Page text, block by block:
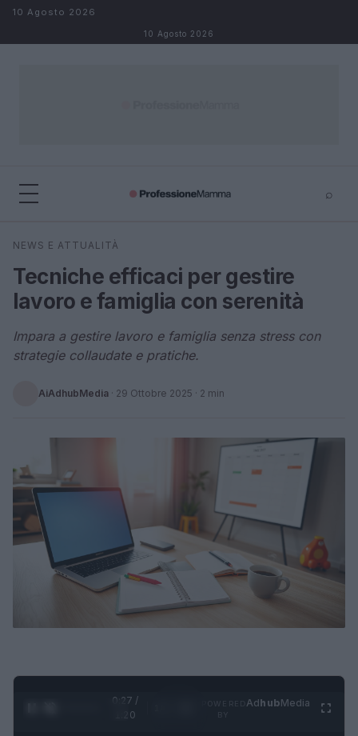
Salta al contenuto
10 Agosto 2026
10 Agosto 2026
⌕
Cerca
NEWS E ATTUALITÀ
Tecniche efficaci per gestire
lavoro e famiglia con serenità
Impara a gestire lavoro e famiglia senza stress con
strategie collaudate e pratiche.
AiAdhubMedia · 29 Ottobre 2025 · 2 min
0:28 /
1:20
AdhubMedia